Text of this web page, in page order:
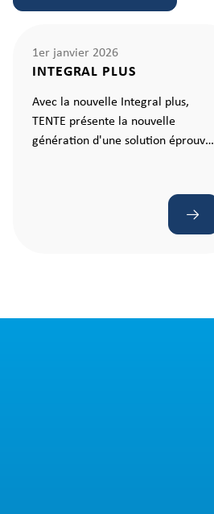
1er janvier 2026
INTEGRAL PLUS
Avec la nouvelle Integral plus,
TENTE présente la nouvelle
génération d'une solution éprouvée
mouvement ergonomique et sans